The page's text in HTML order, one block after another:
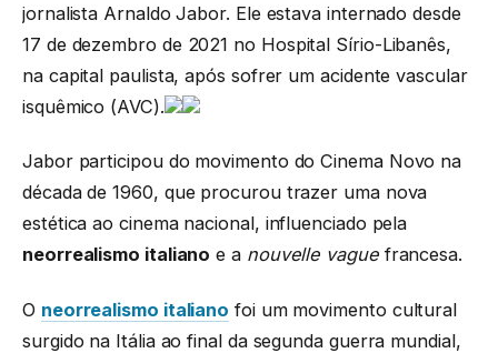
jornalista Arnaldo Jabor. Ele estava internado desde
17 de dezembro de 2021 no Hospital Sírio-Libanês,
na capital paulista, após sofrer um acidente vascular
isquêmico (AVC).
Jabor participou do movimento do Cinema Novo na
década de 1960, que procurou trazer uma nova
estética ao cinema nacional, influenciado pela
neorrealismo italiano e a nouvelle vaguefrancesa.
O neorrealismo italiano foi um movimento cultural
surgido na Itália ao final da segunda guerra mundial,